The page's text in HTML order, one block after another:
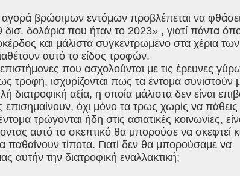
βρώσιμων εντόμων προβλέπεται να
δολάρια που ήταν το 2023» , γιατί πάντα
και μάλιστα συγκεντρωμένο στα χέρια
αυτό το είδος τροφών.
που ασχολούνται με τις έρευνες
τροφή, ισχυρίζονται πως τα έντομα συνιστούν
αξία, η οποία μάλιστα δεν είναι
όχι μόνο τα τρως χωρίς να πάθεις
τρώγονται ήδη στις ασιατικές κοινωνίες,
αυτό το σκεπτικό θα μπορούσε να σκεφτεί
τίποτα. Γιατί δεν θα μπορούσαμε να
αυτήν την διατροφική εναλλακτική;